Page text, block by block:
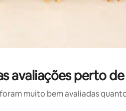
avaliações perto
muito bem avaliadas